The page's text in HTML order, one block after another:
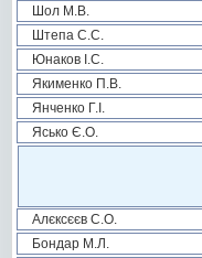
Шол М.В.
Штепа С.С.
Юнаков І.С.
Якименко П.В.
Янченко Г.І.
Ясько Є.О.
Алєксєєв С.О.
Бондар М.Л.